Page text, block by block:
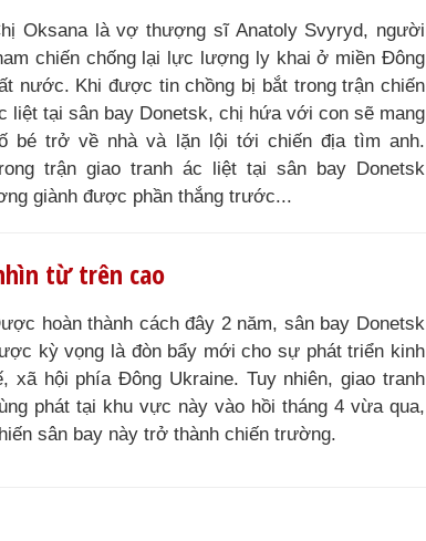
Oksana là vợ thượng sĩ Anatoly Svyryd, người
chiến chống lại lực lượng ly khai ở miền Đông
nước. Khi được tin chồng bị bắt trong trận chiến
liệt tại sân bay Donetsk, chị hứa với con sẽ mang
bé trở về nhà và lặn lội tới chiến địa tìm anh.
trận giao tranh ác liệt tại sân bay Donetsk
giành được phần thắng trước...
từ trên cao
hoàn thành cách đây 2 năm, sân bay Donetsk
kỳ vọng là đòn bẩy mới cho sự phát triển kinh
xã hội phía Đông Ukraine. Tuy nhiên, giao tranh
phát tại khu vực này vào hồi tháng 4 vừa qua,
sân bay này trở thành chiến trường.